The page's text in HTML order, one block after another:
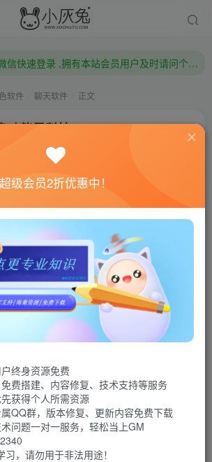
本站已开启QQ微信快速登录 ,拥有本站会员用户及时请问个人中心绑定！
本站已开启QQ微信快速登录 ,拥有本站会员用户及时请问个人中心绑定！
软件 聊天软件 正文
功能黑科技
！！
超级会员2折优惠中！
终身资源免费
费搭建、内容修复、技术支持等服务
获得个人所需资源
QQ群，版本修复、更新内容免费下载
问题一对一服务，轻松当上GM
，请勿用于非法用途！